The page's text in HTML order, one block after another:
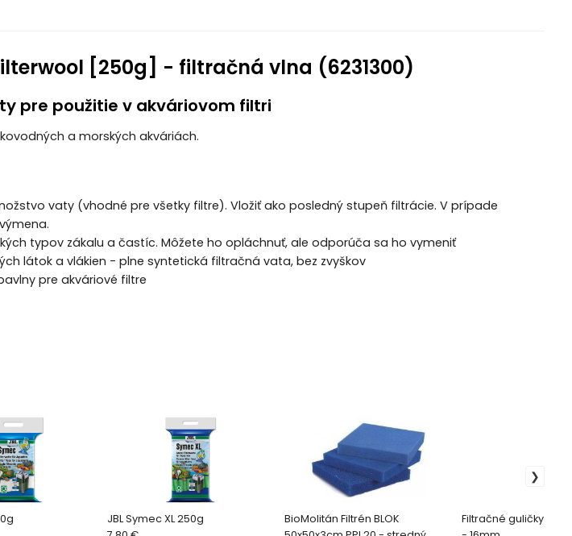
[250g] - filtračná vlna (6231300)
pre použitie v akváriovom filtri
a morských akváriách.
vaty (vhodné pre všetky filtre). Vložiť ako posledný stupeň filtrácie. V prípade
typov zákalu a častíc. Môžete ho opláchnuť, ale odporúča sa ho vymeniť
látok a vlákien - plne syntetická filtračná vata, bez zvyškov
pre akváriové filtre
JBL Symec XL 250g
BioMolitán Filtrén BLOK
Filtračné guličky -